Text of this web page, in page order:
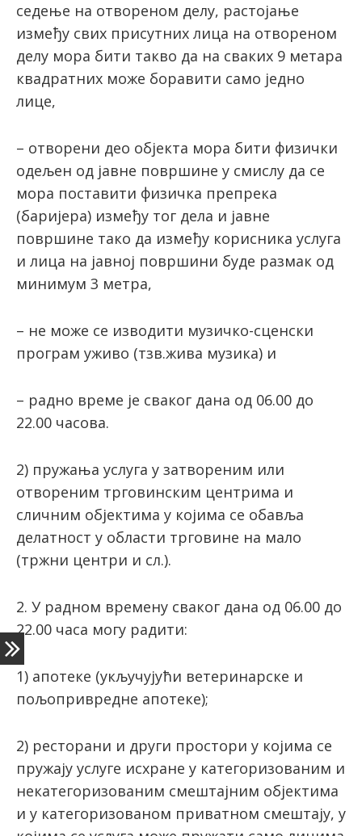
седење на отвореном делу, растојање
између свих присутних лица на отвореном
делу мора бити такво да на сваких 9 метара
квадратних може боравити само једно
лице,
– отворени део објекта мора бити физички
одељен од јавне површине у смислу да се
мора поставити физичка препрека
(баријера) између тог дела и јавне
површине тако да између корисника услуга
и лица на јавној површини буде размак од
минимум 3 метра,
– не може се изводити музичко-сценски
програм уживо (тзв.жива музика) и
– радно време је сваког дана од 06.00 до
22.00 часова.
2) пружања услуга у затвореним или
отвореним трговинским центрима и
сличним објектима у којима се обавља
делатност у области трговине на мало
(тржни центри и сл.).
2. У радном времену сваког дана од 06.00 до
22.00 часа могу радити:
1) апотеке (укључујући ветеринарске и
пољопривредне апотеке);
2) ресторани и други простори у којима се
пружају услуге исхране у категоризованим и
некатегоризованим смештајним објектима
и у категоризованом приватном смештају, у